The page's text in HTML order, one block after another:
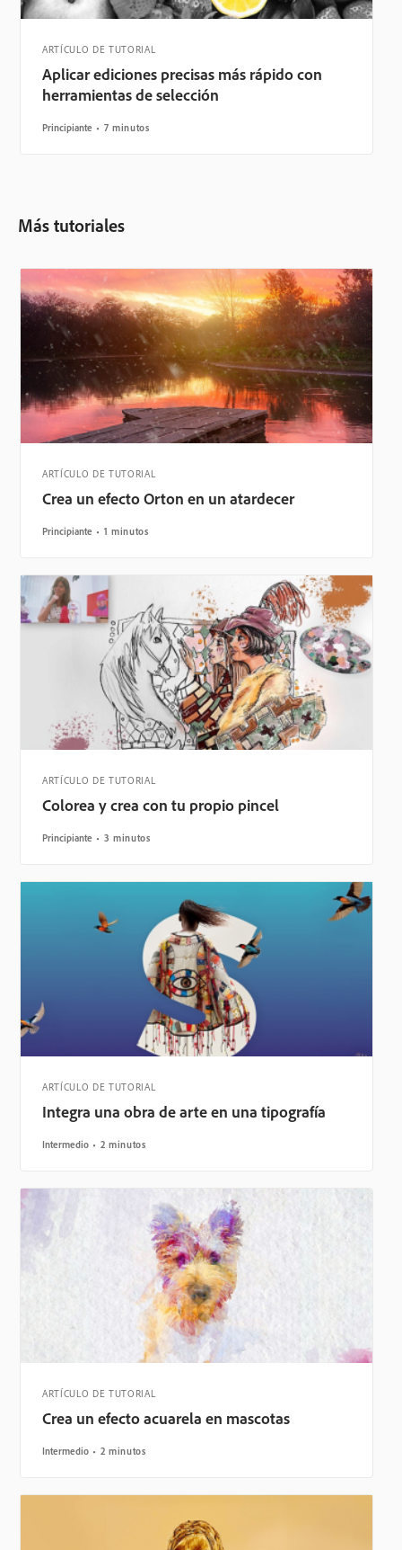
ARTÍCULO DE TUTORIAL
Aplicar ediciones precisas más rápido con
herramientas de selección
Principiante 7 minutos
Más tutoriales
ARTÍCULO DE TUTORIAL
Crea un efecto Orton en un atardecer
Principiante 1 minutos
ARTÍCULO DE TUTORIAL
Colorea y crea con tu propio pincel
Principiante 3 minutos
ARTÍCULO DE TUTORIAL
Integra una obra de arte en una tipografía
Intermedio 2 minutos
ARTÍCULO DE TUTORIAL
Crea un efecto acuarela en mascotas
Intermedio 2 minutos